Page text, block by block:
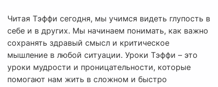
Читая Тэффи сегодня, мы учимся видеть глупость в
себе и в других. Мы начинаем понимать, как важно
сохранять здравый смысл и критическое
мышление в любой ситуации. Уроки Тэффи – это
уроки мудрости и проницательности, которые
помогают нам жить в сложном и быстро